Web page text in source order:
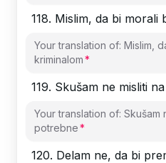
118. Mislim, da bi morali
Your translation of: Mislim,
kriminalom
119. Skušam ne misliti
Your translation of: Skušam
potrebne
120. Delam ne, da bi